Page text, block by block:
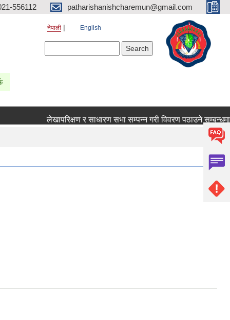
556112 patharishanishcharemun@gmail.com
नेपाली English
लेखापरिक्षण र साधारण सभा सम्पन्न गरी विवरण पठाउने सम्बन्धमा ।